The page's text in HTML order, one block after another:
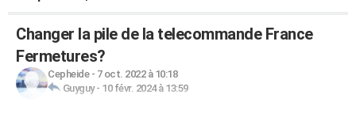
Changer la pile de la telecommande France
Fermetures?
Cepheide- 7 oct. 2022 à 10:18
Guyguy- 10 févr. 2024 à 13:59